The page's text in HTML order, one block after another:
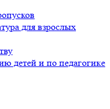
для взрослых
детей и по педагогике